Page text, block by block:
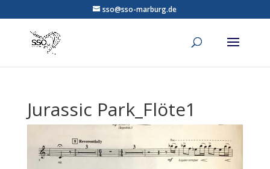
sso@sso-marburg.de
Jurassic Park_Flöte1